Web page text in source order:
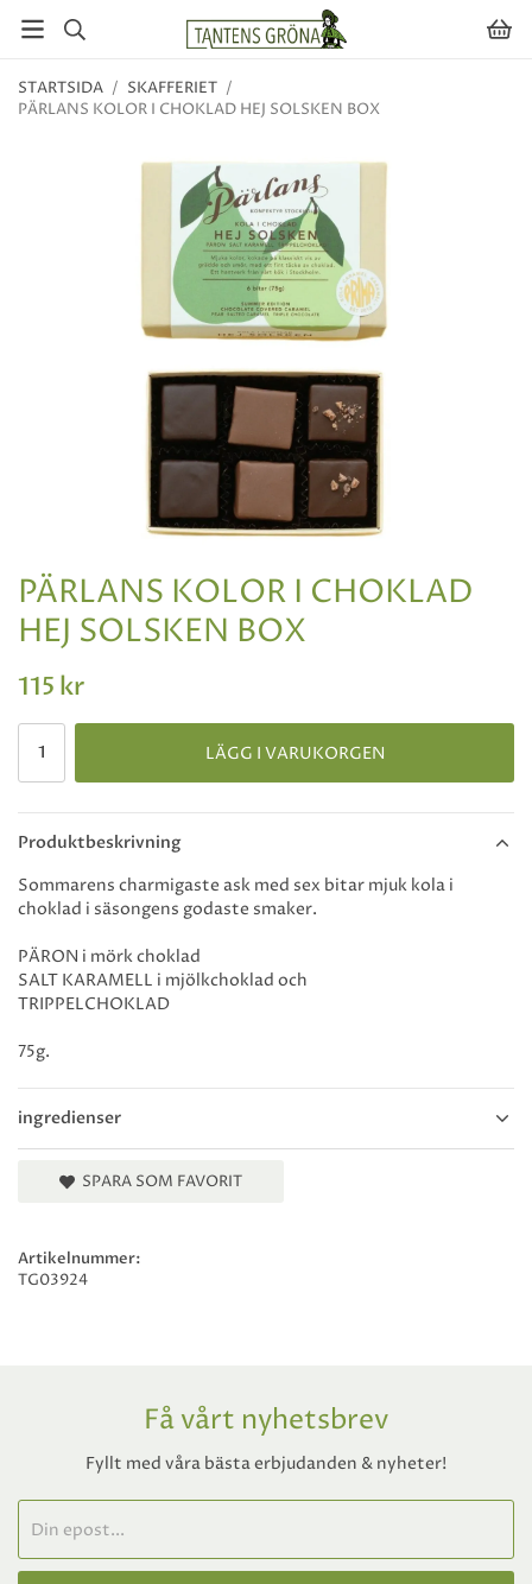
STARTSIDA / SKAFFERIET /
PÄRLANS KOLOR I CHOKLAD HEJ SOLSKEN BOX
PÄRLANS KOLOR I CHOKLAD
HEJ SOLSKEN BOX
115 kr
LÄGG I VARUKORGEN
Produktbeskrivning
ingredienser
Sommarens charmigaste ask med sex bitar mjuk kola i
choklad i säsongens godaste smaker.
PÄRON i mörk choklad
SALT KARAMELL i mjölkchoklad och
TRIPPELCHOKLAD
75g.
SPARA SOM FAVORIT
Artikelnummer:
TG03924
Få vårt nyhetsbrev
Fyllt med våra bästa erbjudanden & nyheter!